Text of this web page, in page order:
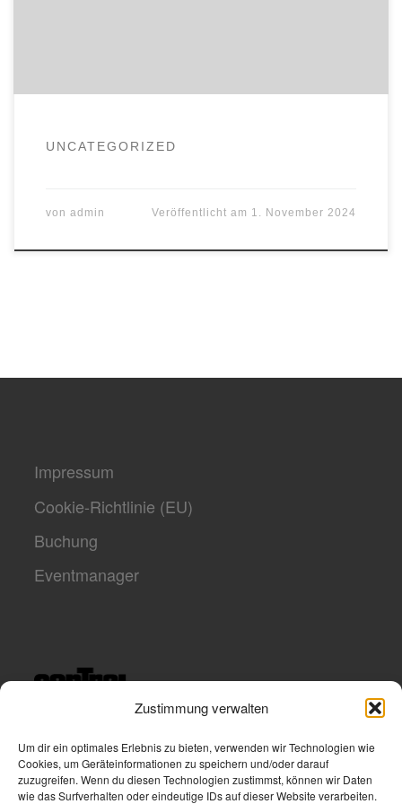
Zustimmung verwalten
Um dir ein optimales Erlebnis zu bieten, verwenden wir Technologien wie
Cookies, um Geräteinformationen zu speichern und/oder darauf
zuzugreifen. Wenn du diesen Technologien zustimmst, können wir Daten
wie das Surfverhalten oder eindeutige IDs auf dieser Website verarbeiten.
UNCATEGORIZED
von admin Veröffentlicht am 1. November 2024
Impressum
Cookie-Richtlinie (EU)
Buchung
Eventmanager